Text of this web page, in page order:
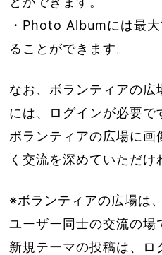
・Photo Albumには最
ることができます。
なお、ボランティアの広
には、ログインが必要で
ボランティアの広場に画
く交流を深めていただけ
※ボランティアの広場は
ユーザー同士の交流の場
新規テーマの投稿は、ロ